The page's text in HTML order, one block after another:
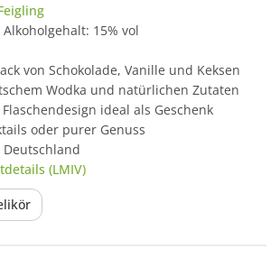
15% vol
von Schokolade, Vanille und Keksen
Wodka und natürlichen Zutaten
ideal als Geschenk
oder purer Genuss
(LMIV)